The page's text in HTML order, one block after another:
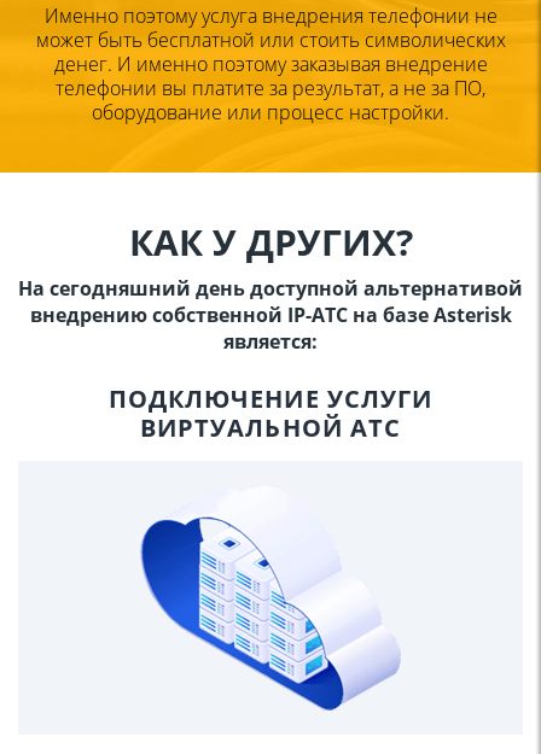
Именно поэтому услуга внедрения телефонии не
может бытьбесплатной или стоить символических
денег. И именно поэтомузаказывая внедрение
телефонии вы платите за результат, а не за ПО,
оборудование или процесс настройки.
КАК У ДРУГИХ?
На сегодняшний день доступной альтернативой
внедрению собственной IP-АТСна базе Asterisk
является:
ПОДКЛЮЧЕНИЕ УСЛУГИ
ВИРТУАЛЬНОЙ АТС